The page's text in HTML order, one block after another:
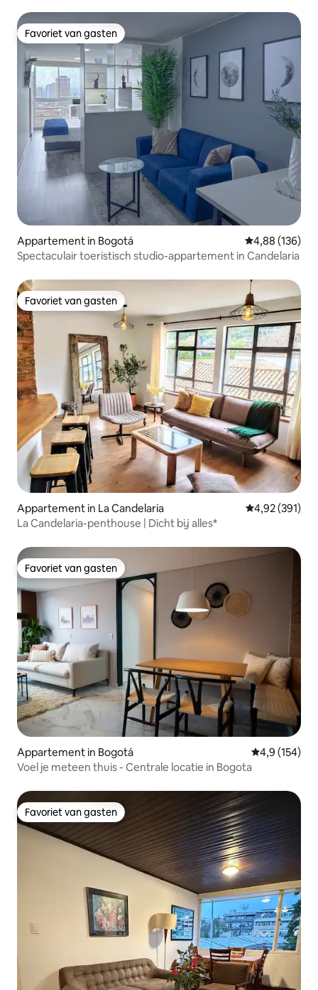
Favoriet van gasten
Favoriet van gasten
Appartement in Bogotá Gemiddelde
4,88 (136)
Spectaculair toeristisch studio-appartement in Candelaria
Favoriet van gasten
Favoriet van gasten
Appartement in La Candelaria Gemiddelde
4,92 (391)
La Candelaria-penthouse | Dicht bij alles*
Favoriet van gasten
Favoriet van gasten
Appartement in Bogotá Gemiddelde
4,9 (154)
Voel je meteen thuis - Centrale locatie in Bogota
Favoriet van gasten
Favoriet van gasten